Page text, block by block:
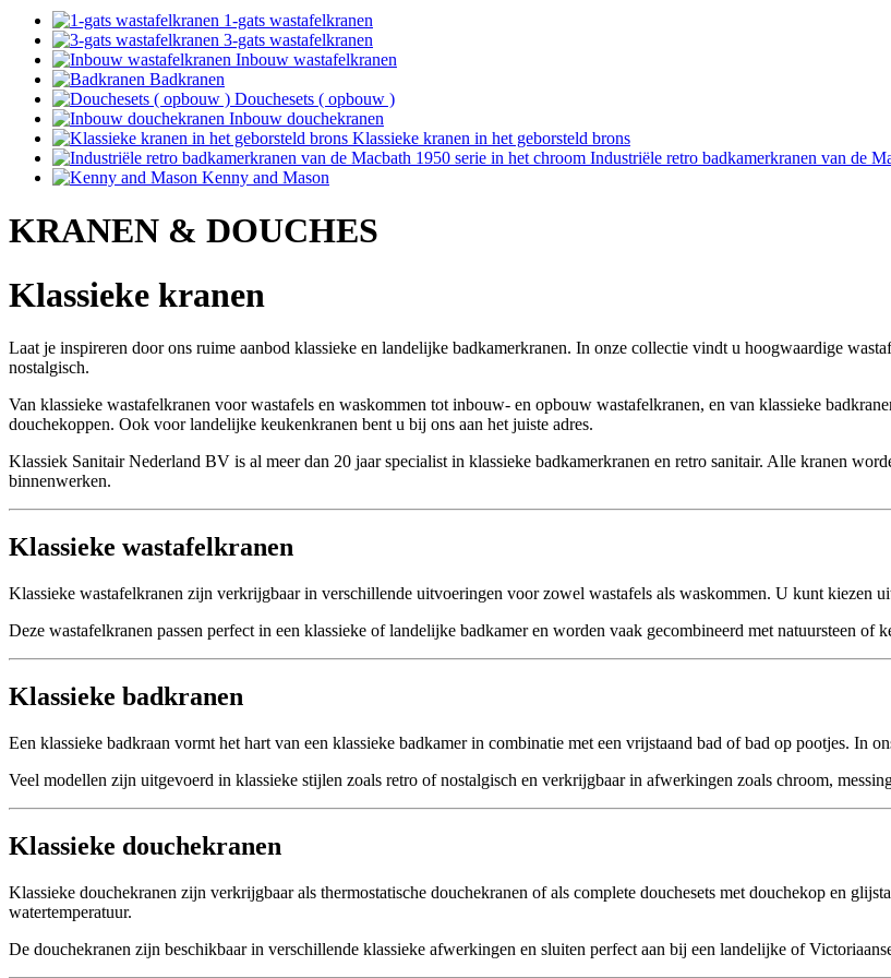
1-gats wastafelkranen
3-gats wastafelkranen
Inbouw wastafelkranen
Badkranen
Douchesets ( opbouw )
Inbouw douchekranen
Klassieke kranen in het geborsteld brons
Industriële retro badkamerkranen van de
Kenny and Mason
KRANEN & DOUCHES
Klassieke kranen
Laat je inspireren door ons ruime aanbod klassieke en landelijke badkamerkranen. In onze collectie vindt u hoogwaardige
nostalgisch.
Van klassieke wastafelkranen voor wastafels en waskommen tot inbouw- en opbouw wastafelkranen, en van klassieke
douchekoppen. Ook voor landelijke keukenkranen bent u bij ons aan het juiste adres.
Klassiek Sanitair Nederland BV is al meer dan 20 jaar specialist in klassieke badkamerkranen en retro sanitair. Alle kranen
binnenwerken.
Klassieke wastafelkranen
Klassieke wastafelkranen zijn verkrijgbaar in verschillende uitvoeringen voor zowel wastafels als waskommen. U kunt kiezen
Deze wastafelkranen passen perfect in een klassieke of landelijke badkamer en worden vaak gecombineerd met natuursteen of
Klassieke badkranen
Een klassieke badkraan vormt het hart van een klassieke badkamer in combinatie met een vrijstaand bad of bad op pootjes. In
Veel modellen zijn uitgevoerd in klassieke stijlen zoals retro of nostalgisch en verkrijgbaar in afwerkingen zoals chroom,
Klassieke douchekranen
Klassieke douchekranen zijn verkrijgbaar als thermostatische douchekranen of als complete douchesets met douchekop en
watertemperatuur.
De douchekranen zijn beschikbaar in verschillende klassieke afwerkingen en sluiten perfect aan bij een landelijke of